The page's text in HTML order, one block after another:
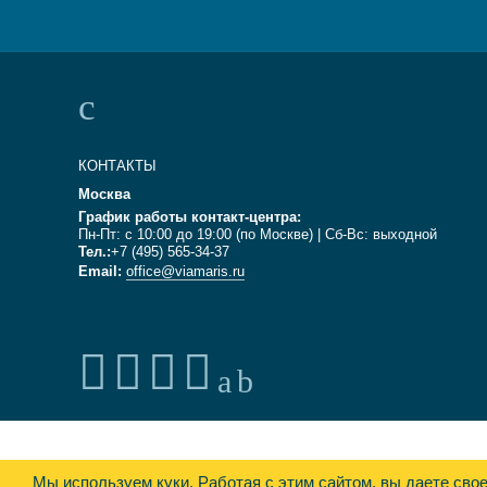
КОНТАКТЫ
Москва
График работы контакт-центра:
Пн-Пт: с 10:00 до 19:00 (по Москве) | Сб-Вс: выходной
Тел.:+7 (495) 565-34-37
Email: office@viamaris.ru
Мы используем куки. Работая с этим сайтом, вы даете